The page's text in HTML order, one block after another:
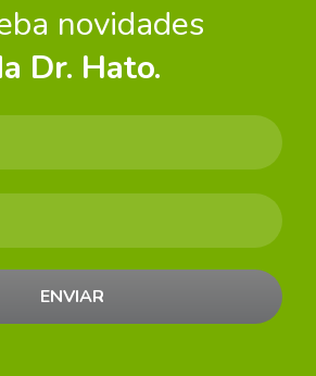
novidades
Dr. Hato.